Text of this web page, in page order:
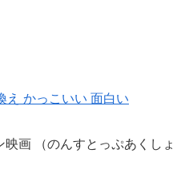
え かっこいい 面白い
映画 （のんすとっぷあくしょ